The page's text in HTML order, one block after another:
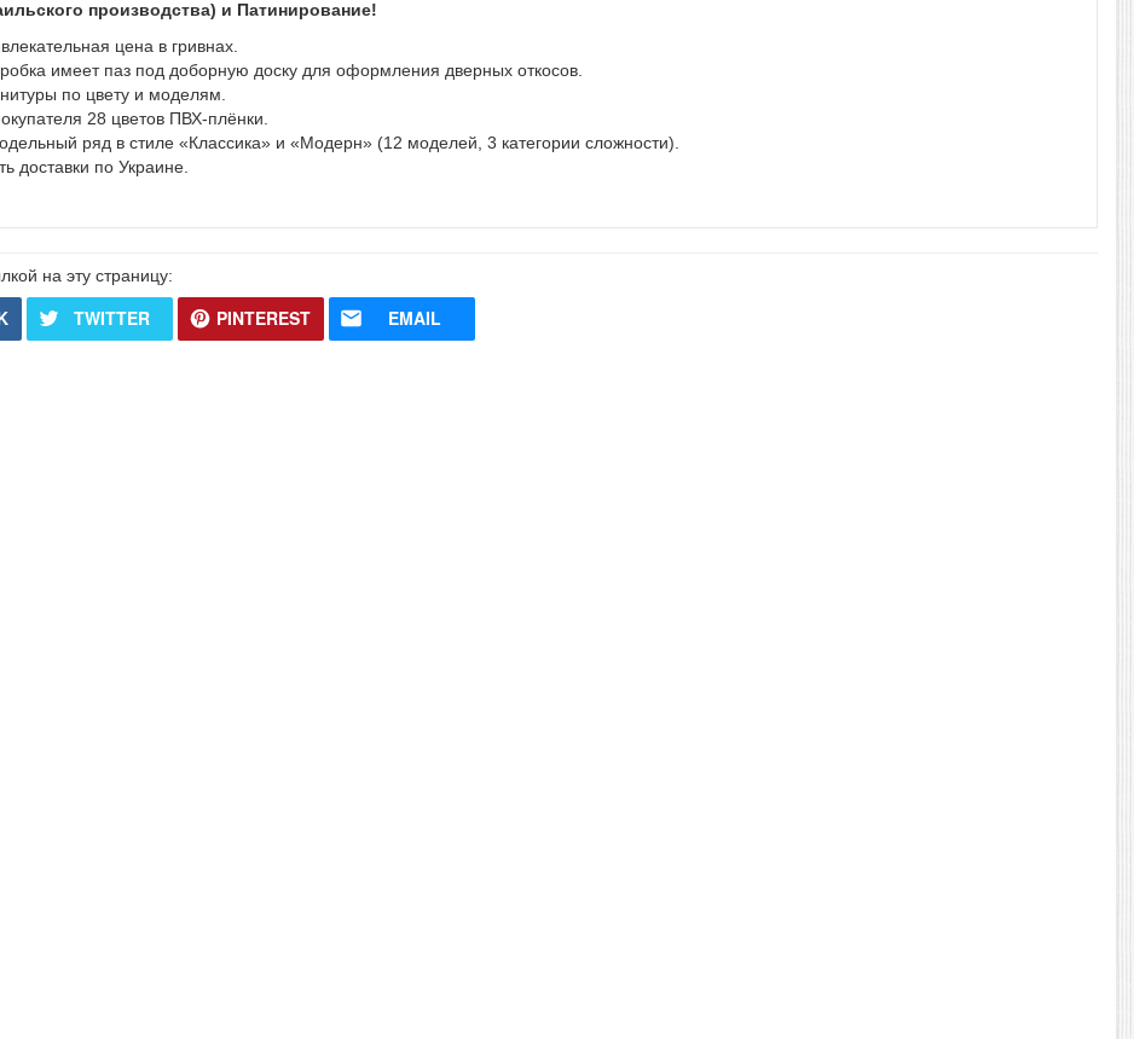
производства) и Патинирование!
цена в гривнах.
имеет паз под доборную доску для оформления дверных откосов.
по цвету и моделям.
28 цветов ПВХ-плёнки.
ряд в стиле «Классика» и «Модерн» (12 моделей, 3 категории сложности).
доставки по Украине.
на эту страницу:
TWITTER PINTEREST EMAIL